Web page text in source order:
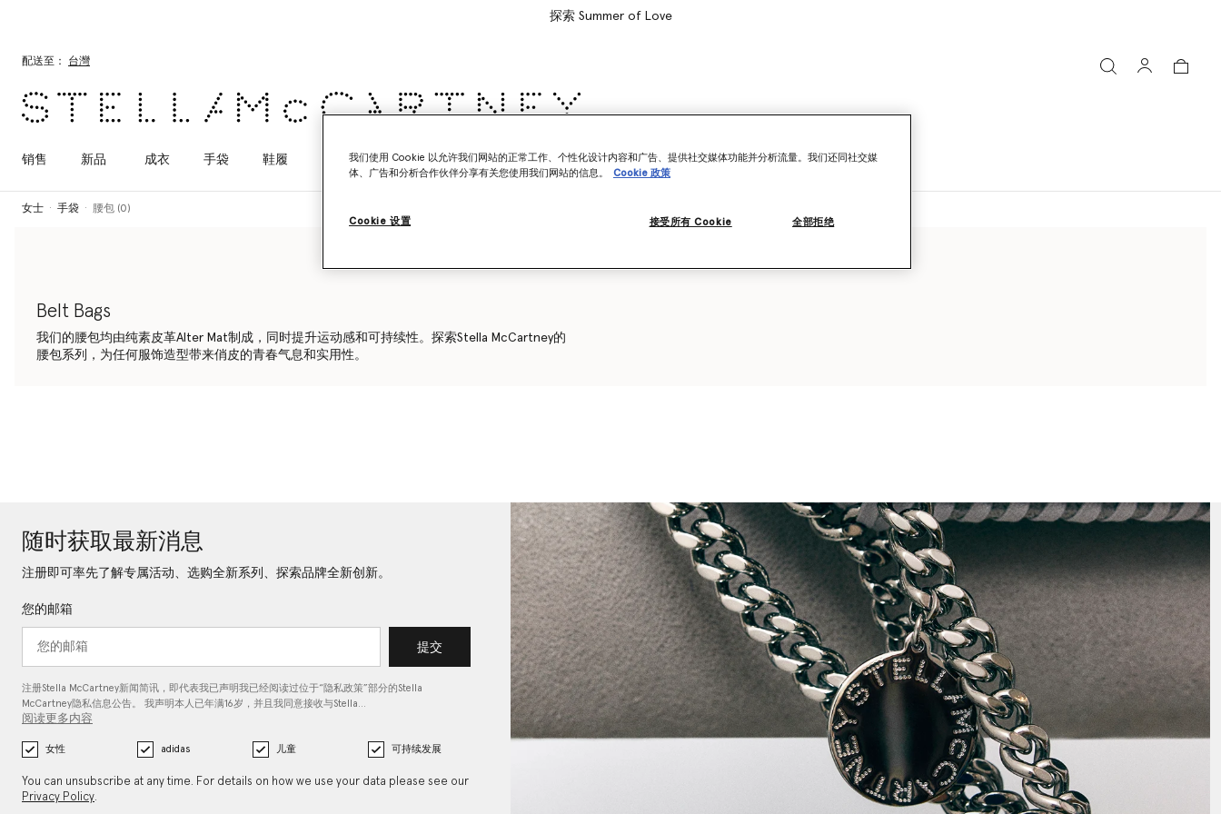
探索 Summer of Love
配送至： 台灣
销售 新品 成衣 手袋 鞋履 Adidas 儿童 Stella's World
女士 手袋 腰包 (0)
Belt Bags
我们的腰包均由纯素皮革Alter Mat制成，同时提升运动感和可持续性。探索Stella McCartney的
腰包系列，为任何服饰造型带来俏皮的青春气息和实用性。
随时获取最新消息
注册即可率先了解专属活动、选购全新系列、探索品牌全新创新。
您的邮箱
提交
注册Stella McCartney新闻简讯，即代表我已声明我已经阅读过位于“隐私政策”部分的Stella
McCartney隐私信息公告。 我声明本人已年满16岁，并且我同意接收与Stella…
阅读更多内容
女性 adidas 儿童 可持续发展
You can unsubscribe at any time. For details on how we use your data please see our
Privacy Policy.
我们使用 Cookie 以允许我们网站的正常工作、个性化设计内容和广告、提供社交媒体功能并分析流量。我们还同社交媒
体、广告和分析合作伙伴分享有关您使用我们网站的信息。
Cookie 政策
Cookie 设置 全部拒绝
接受所有 Cookie